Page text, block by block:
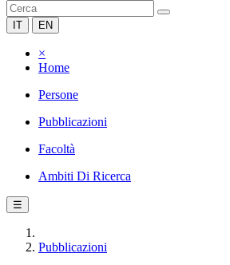
IT EN
×
Home
Persone
Pubblicazioni
Facoltà
Ambiti Di Ricerca
☰
Pubblicazioni